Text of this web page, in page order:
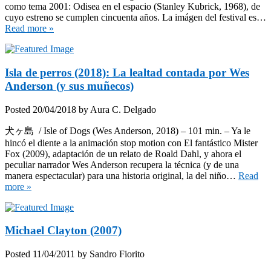
como tema 2001: Odisea en el espacio (Stanley Kubrick, 1968), de
cuyo estreno se cumplen cincuenta años. La imágen del festival es…
Read more »
Isla de perros (2018): La lealtad contada por Wes
Anderson (y sus muñecos)
Posted 20/04/2018 by Aura C. Delgado
犬ヶ島 / Isle of Dogs (Wes Anderson, 2018) – 101 min. – Ya le
hincó el diente a la animación stop motion con El fantástico Mister
Fox (2009), adaptación de un relato de Roald Dahl, y ahora el
peculiar narrador Wes Anderson recupera la técnica (y de una
manera espectacular) para una historia original, la del niño… Read
more »
Michael Clayton (2007)
Posted 11/04/2011 by Sandro Fiorito